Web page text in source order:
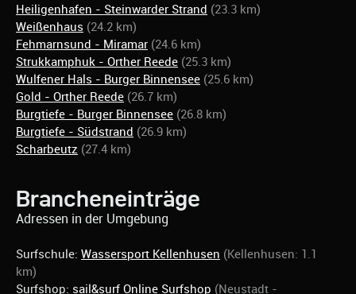
Heiligenhafen - Steinwarder Strand (23.3 km)
Weißenhaus (24.2 km)
Fehmarnsund - Miramar (24.6 km)
Strukkamphuk - Orther Reede (25.3 km)
Wulfener Hals - Burger Binnensee (25.6 km)
Gold - Orther Reede (26.7 km)
Burgtiefe - Burger Binnensee (26.8 km)
Burgtiefe - Südstrand (26.9 km)
Scharbeutz (27.4 km)
Brancheneinträge
Adressen in der Umgebung
Surfschule: Wassersport Kellenhusen (Kellenhusen: 1.1
km)
Surfshop: sail&surf Online Surfshop (Neustadt -